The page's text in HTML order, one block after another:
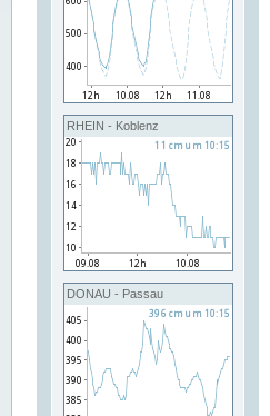
RHEIN - Koblenz
DONAU - Passau